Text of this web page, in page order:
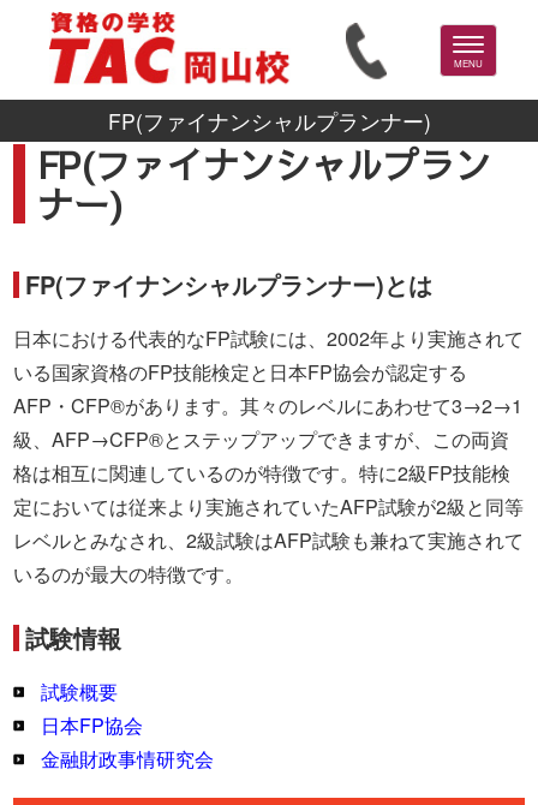
Toggle
navigation
MENU
FP(ファイナンシャルプランナー)
FP(ファイナンシャルプラン
ナー)
FP(ファイナンシャルプランナー)とは
日本における代表的なFP試験には、2002年より実施されて
いる国家資格のFP技能検定と日本FP協会が認定する
AFP・CFP®があります。其々のレベルにあわせて3→2→1
級、AFP→CFP®とステップアップできますが、この両資
格は相互に関連しているのが特徴です。特に2級FP技能検
定においては従来より実施されていたAFP試験が2級と同等
レベルとみなされ、2級試験はAFP試験も兼ねて実施されて
いるのが最大の特徴です。
試験情報
試験概要
日本FP協会
金融財政事情研究会